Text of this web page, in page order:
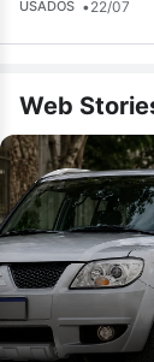
USADOS •22/07
Web